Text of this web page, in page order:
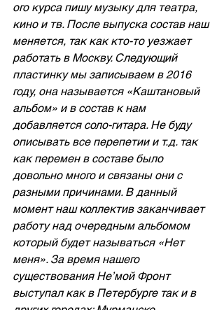
ого курса пишу музыку для театра,
кино и тв. После выпуска состав наш
меняется, так как кто-то уезжает
работать в Москву. Следующий
пластинку мы записываем в 2016
году, она называется «Каштановый
альбом» и в состав к нам
добавляется соло-гитара. Не буду
описывать все перепетии и т.д. так
как перемен в составе было
довольно много и связаны они с
разными причинами. В данный
момент наш коллектив заканчивает
работу над очередным альбомом
который будет называться «Нет
меня». За время нашего
существования Не’мой Фронт
выступал как в Петербурге так и в